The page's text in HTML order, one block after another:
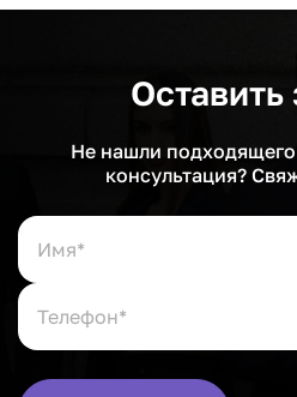
Оставить
Не нашли
консультация?